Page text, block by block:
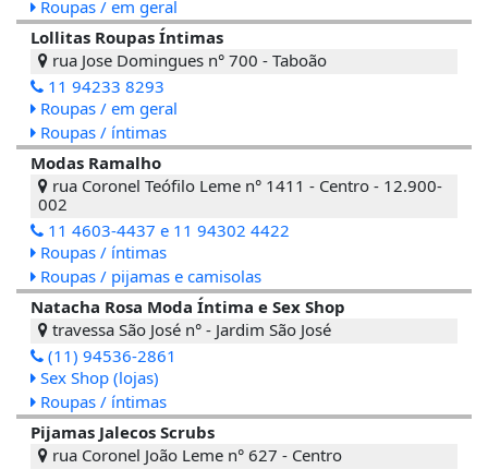
Roupas / em geral
Lollitas Roupas Íntimas
rua Jose Domingues n° 700 - Taboão
11 94233 8293
Roupas / em geral
Roupas / íntimas
Modas Ramalho
rua Coronel Teófilo Leme n° 1411 - Centro - 12.900-
002
11 4603-4437 e 11 94302 4422
Roupas / íntimas
Roupas / pijamas e camisolas
Natacha Rosa Moda Íntima e Sex Shop
travessa São José n° - Jardim São José
(11) 94536-2861
Sex Shop (lojas)
Roupas / íntimas
Pijamas Jalecos Scrubs
rua Coronel João Leme n° 627 - Centro